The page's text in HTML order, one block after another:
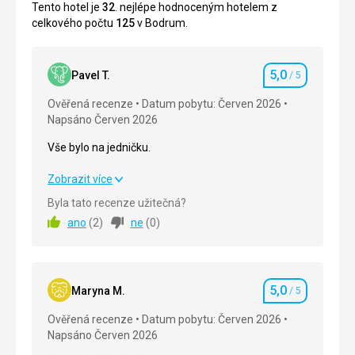
Tento hotel je 32. nejlépe hodnoceným hotelem z
celkového počtu 125v Bodrum.
Pavel T. Hodnocení
5,0 / 5
Ověřená recenze
Datum pobytu: Červen 2026
Napsáno Červen 2026
Vše bylo na jedničku.
Vše bylo na jedničku.
Strava
Služby 5,0/ 5
Cena
Zobrazit více
Byla tato recenze užitečná?
ano (2) ne (0)
Maryna M. Hodnocení
5,0 / 5
Ověřená recenze
Datum pobytu: Červen 2026
Napsáno Červen 2026